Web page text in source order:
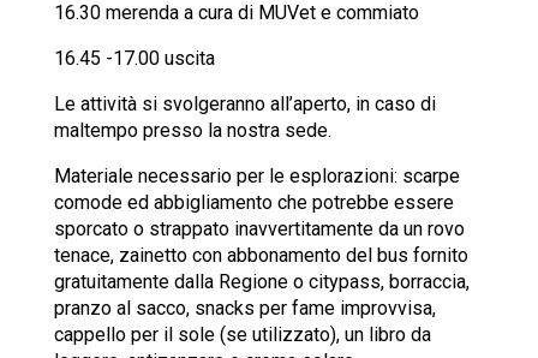
16.30 merenda a cura di MUVet e commiato
16.45 -17.00 uscita
Le attività si svolgeranno all’aperto, in caso di
maltempo presso la nostra sede.
Materiale necessario per le esplorazioni: scarpe
comode ed abbigliamento che potrebbe essere
sporcato o strappato inavvertitamente da un rovo
tenace, zainetto con abbonamento del bus fornito
gratuitamente dalla Regione o citypass, borraccia,
pranzo al sacco, snacks per fame improvvisa,
cappello per il sole (se utilizzato), un libro da